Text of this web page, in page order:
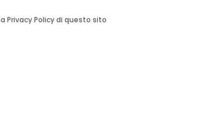
Policy di questo sito